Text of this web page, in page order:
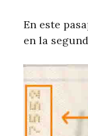
En este
en la